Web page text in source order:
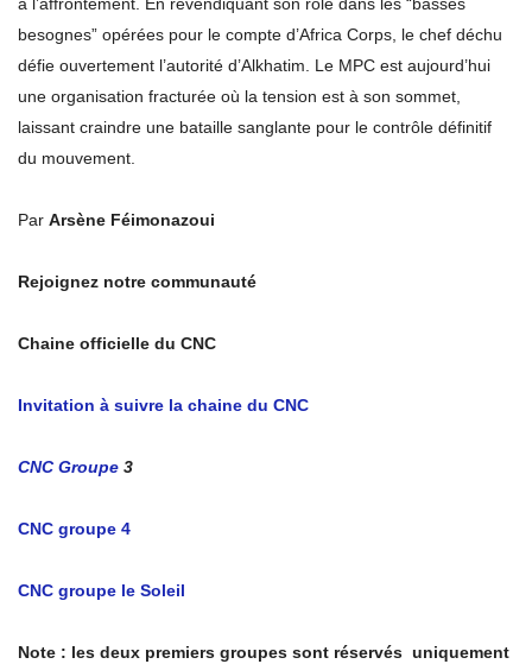
à l’affrontement. En revendiquant son rôle dans les “basses
besognes” opérées pour le compte d’Africa Corps, le chef déchu
défie ouvertement l’autorité d’Alkhatim. Le MPC est aujourd’hui
une organisation fracturée où la tension est à son sommet,
laissant craindre une bataille sanglante pour le contrôle définitif
du mouvement.
Par Arsène Féimonazoui
Rejoignez notre communauté
Chaine officielle du CNC
Invitation à suivre la chaine du CNC
CNC Groupe 3
CNC groupe 4
CNC groupe le Soleil
Note : les deux premiers groupes sont réservés uniquement